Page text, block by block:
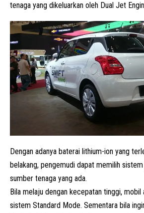
tenaga yang dikeluarkan oleh Dual Jet
Dengan adanya baterai lithium-ion yang
belakang, pengemudi dapat memilih
sumber tenaga yang ada.
Bila melaju dengan kecepatan tinggi, mobil
sistem Standard Mode. Sementara bila